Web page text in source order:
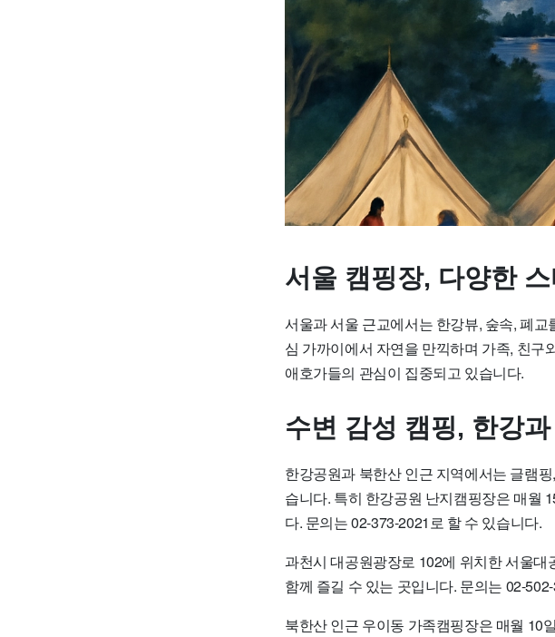
서울 캠핑장, 다양한
서울과 서울 근교에서는 한강뷰, 숲속, 폐
심 가까이에서 자연을 만끽하며 가족, 친구
애호가들의 관심이 집중되고 있습니다.
수변 감성 캠핑, 한강
한강공원과 북한산 인근 지역에서는 글램
습니다. 특히 한강공원 난지캠핑장은 매월
다. 문의는 02-373-2021로 할 수 있습니다.
과천시 대공원광장로 102에 위치한 서울
함께 즐길 수 있는 곳입니다. 문의는 02-
북한산 인근 우이동 가족캠핑장은 매월 10